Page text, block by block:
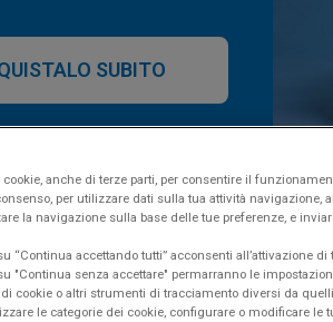
SUBITO
Funzionalità Versioni Confronta
anche di terze parti, per consentire il
per utilizzare dati sulla tua attività navigazione,
la navigazione sulla base delle tue preferenze, e
“Continua accettando tutti” acconsenti all’attivazione di
"Continua senza accettare" permarranno le
cookie o altri strumenti di tracciamento diversi da
le categorie dei cookie, configurare o modificare le